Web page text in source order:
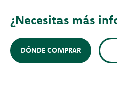
¿Necesitas más
DÓNDE COMPRAR